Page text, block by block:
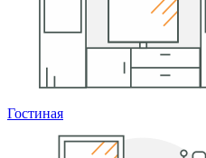
Гостиная